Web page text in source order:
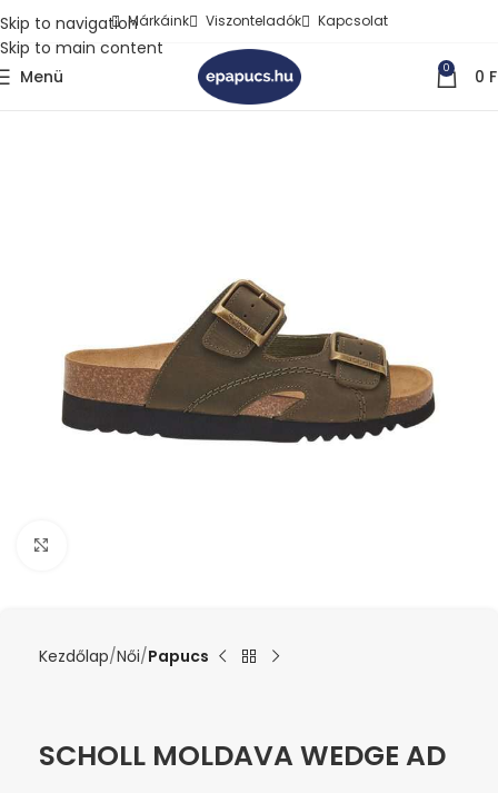
Skip to navigation
Skip to main content
Márkáink Viszonteladók Kapcsolat
Menü 0 0
Kezdőlap Női Papucs
SCHOLL MOLDAVA WEDGE AD